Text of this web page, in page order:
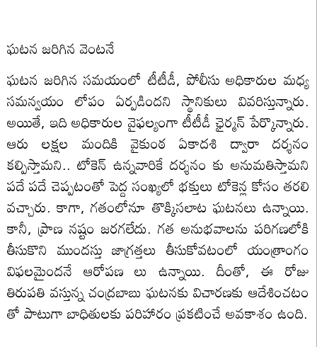
ఘటన జరిగిన వెంటనే
ఘటన జరిగిన సమయంలో టీటీడీ, పోలీసు అధికారుల మధ్య
సమన్వయం లోపం ఏర్పడిందని స్థానికులు వివరిస్తున్నారు.
అయితే, ఇది అధికారుల వైఫల్యంగా టీటీడీ ఛైర్మన్ పేర్కొన్నారు.
ఆరు లక్షల మందికి వైకుంఠ ఏకాదశి ద్వారా దర్శనం
కల్పిస్తామని.. టోకెన్ ఉన్నవారికే దర్శనం కు అనుమతిస్తామని
పదే పదే చెప్పటంతో పెద్ద సంఖ్యలో భక్తులు టోకెన్ల కోసం తరలి
వచ్చారు. కాగా, గతంలోనూ తొక్కిసలాట ఘటనలు ఉన్నాయి.
కానీ, ప్రాణ నష్టం జరగలేదు. గత అనుభవాలను పరిగణలోకి
తీసుకొని ముందస్తు జాగ్రత్తలు తీసుకోవటంలో యంత్రాంగం
విఫలమైందనే ఆరోపణ లు ఉన్నాయి. దీంతో, ఈ రోజు
తిరుపతి వస్తున్న చంద్రబాబు ఘటనకు విచారణకు ఆదేశించటం
తో పాటుగా బాధితులకు పరిహారం ప్రకటించే అవకాశం ఉంది.